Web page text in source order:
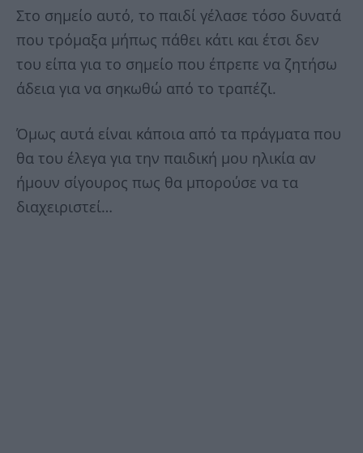
Στο σημείο αυτό, το παιδί γέλασε τόσο δυνατά
που τρόμαξα μήπως πάθει κάτι και έτσι δεν
του είπα για το σημείο που έπρεπε να ζητήσω
άδεια για να σηκωθώ από το τραπέζι.
Όμως αυτά είναι κάποια από τα πράγματα που
θα του έλεγα για την παιδική μου ηλικία αν
ήμουν σίγουρος πως θα μπορούσε να τα
διαχειριστεί…